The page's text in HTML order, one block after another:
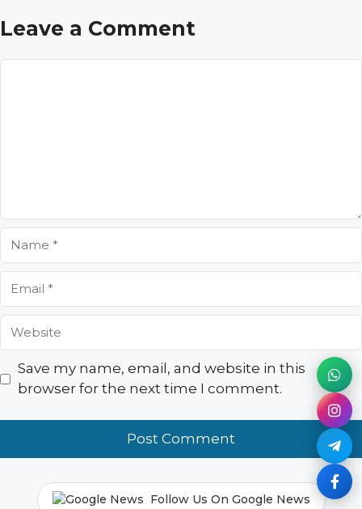
Leave a Comment
Name
Email
Website
Save my name, email, and website in this
browser for the next time I comment.
Follow Us On Google News